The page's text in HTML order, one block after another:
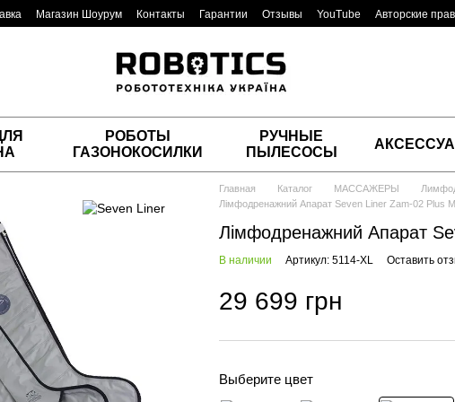
Магазин Шоурум Контакты Гарантии Отзывы YouTube
Авторские
РОБОТЫ
ГАЗОНОКОСИЛКИ
РУЧНЫЕ
ПЫЛЕСОСЫ
Главная Каталог МАССАЖЕРЫ
Лімфодренажний Апарат Seven Liner Zam-02 Plus
Лімфодренажний Апарат
В наличии Артикул: 5114-XL Оставить
29 699 грн
Выберите цвет